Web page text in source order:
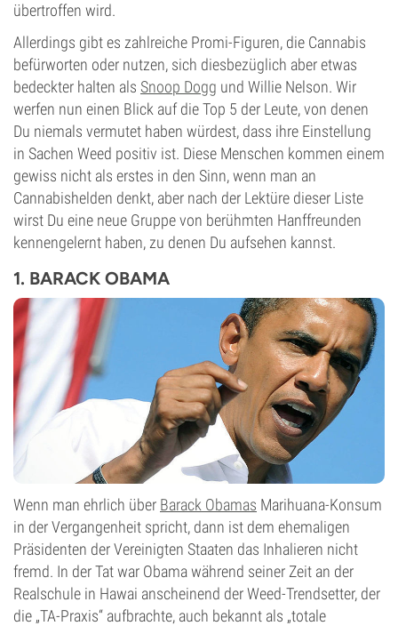
übertroffen wird.
Allerdings gibt es zahlreiche Promi-Figuren, die Cannabis
befürworten oder nutzen, sich diesbezüglich aber etwas
bedeckter halten als Snoop Dogg und Willie Nelson. Wir
werfen nun einen Blick auf die Top 5 der Leute, von denen
Du niemals vermutet haben würdest, dass ihre Einstellung
in Sachen Weed positiv ist. Diese Menschen kommen einem
gewiss nicht als erstes in den Sinn, wenn man an
Cannabishelden denkt, aber nach der Lektüre dieser Liste
wirst Du eine neue Gruppe von berühmten Hanffreunden
kennengelernt haben, zu denen Du aufsehen kannst.
1. BARACK OBAMA
Wenn man ehrlich über Barack Obamas Marihuana-Konsum
in der Vergangenheit spricht, dann ist dem ehemaligen
Präsidenten der Vereinigten Staaten das Inhalieren nicht
fremd. In der Tat war Obama während seiner Zeit an der
Realschule in Hawai anscheinend der Weed-Trendsetter, der
die „TA-Praxis“ aufbrachte, auch bekannt als „totale